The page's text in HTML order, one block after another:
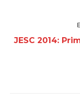
JESC 2014: